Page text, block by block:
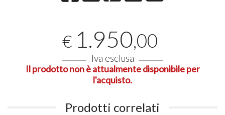
€ 1.950,00
Iva esclusa
Il prodotto non è attualmente disponibile per
l'acquisto.
Prodotti correlati